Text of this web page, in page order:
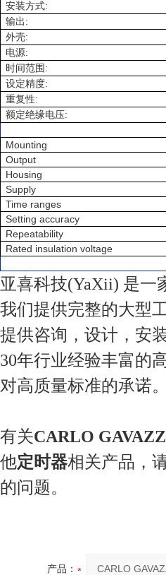
安装方式:
输出 :
外壳:
电源:
时间范围 :
设定精度:
重复性:
额定绝缘电压:
Mounting
Output
Housing
Supply
Time ranges
Setting accuracy
Repeatability
Rated insulation voltage
亚喜科技(YaXii) 是一
我们提供完整的大型
提供咨询，设计，安
30年行业经验丰富的
对高质量标准的承诺。
有关CARLO
他定时器相关产品，
的问题。
产品：